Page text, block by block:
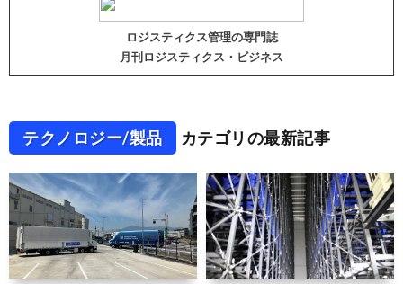
ロジスティクス管理の専門誌
月刊ロジスティクス・ビジネス
テクノロジー/製品 カテゴリの最新記事